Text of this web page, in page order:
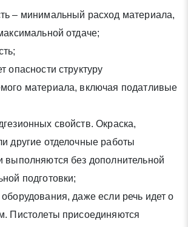
– минимальный расход материала,
отдаче;
опасности структуру
материала, включая податливые
свойств. Окраска,
другие отделочные работы
выполняются без дополнительной
подготовки;
даже если речь идет о
Пистолеты присоединяются